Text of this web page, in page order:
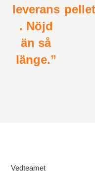
leverans
. Nöjd
än så
länge.”
Vedteamet